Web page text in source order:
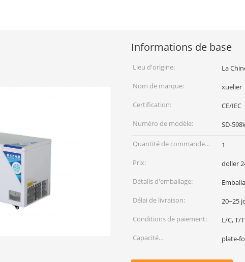
Informations de base
Lieu d'origine:
La
Nom de marque:
xuelier
Certification:
CE/IEC
Numéro de modèle:
SD-
Quantité de commande
min:
1
Prix:
doller
Détails d'emballage:
Délai de livraison:
20~25
Conditions de paiement:
L/C, T/T
Capacité
plate-